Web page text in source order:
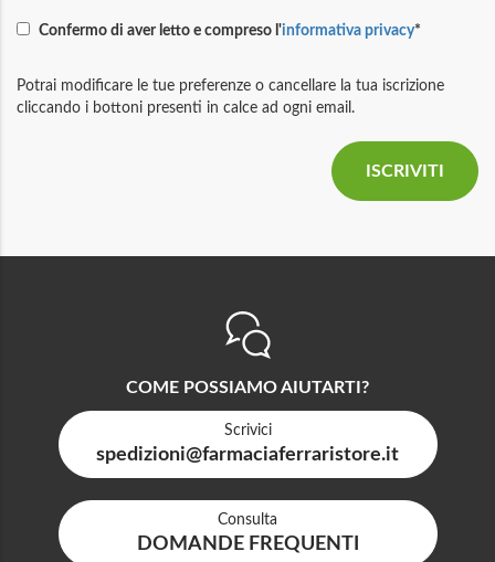
Confermo di aver letto e compreso l'informativa privacy*
Potrai modificare le tue preferenze o cancellare la tua iscrizione
cliccando i bottoni presenti in calce ad ogni email.
COME POSSIAMO AIUTARTI?
Scrivici
spedizioni@farmaciaferraristore.it
Consulta
DOMANDE FREQUENTI